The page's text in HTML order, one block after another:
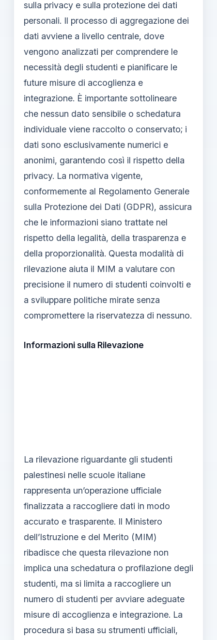
sulla privacy e sulla protezione dei dati
personali. Il processo di aggregazione dei
dati avviene a livello centrale, dove
vengono analizzati per comprendere le
necessità degli studenti e pianificare le
future misure di accoglienza e
integrazione. È importante sottolineare
che nessun dato sensibile o schedatura
individuale viene raccolto o conservato; i
dati sono esclusivamente numerici e
anonimi, garantendo così il rispetto della
privacy. La normativa vigente,
conformemente al Regolamento Generale
sulla Protezione dei Dati (GDPR), assicura
che le informazioni siano trattate nel
rispetto della legalità, della trasparenza e
della proporzionalità. Questa modalità di
rilevazione aiuta il MIM a valutare con
precisione il numero di studenti coinvolti e
a sviluppare politiche mirate senza
compromettere la riservatezza di nessuno.
Informazioni sulla Rilevazione
La rilevazione riguardante gli studenti
palestinesi nelle scuole italiane
rappresenta un’operazione ufficiale
finalizzata a raccogliere dati in modo
accurato e trasparente. Il Ministero
dell’Istruzione e del Merito (MIM)
ribadisce che questa rilevazione non
implica una schedatura o profilazione degli
studenti, ma si limita a raccogliere un
numero di studenti per avviare adeguate
misure di accoglienza e integrazione. La
procedura si basa su strumenti ufficiali,